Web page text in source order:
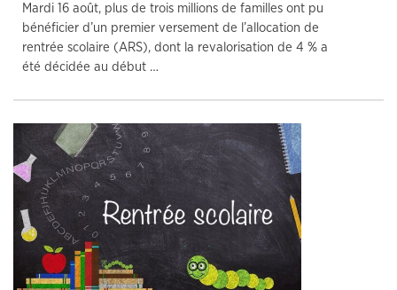
Mardi 16 août, plus de trois millions de familles ont pu
bénéficier d’un premier versement de l’allocation de
rentrée scolaire (ARS), dont la revalorisation de 4 % a
été décidée au début …